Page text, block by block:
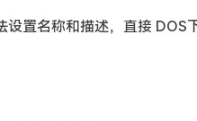
设置名称和描述，直接 DOS